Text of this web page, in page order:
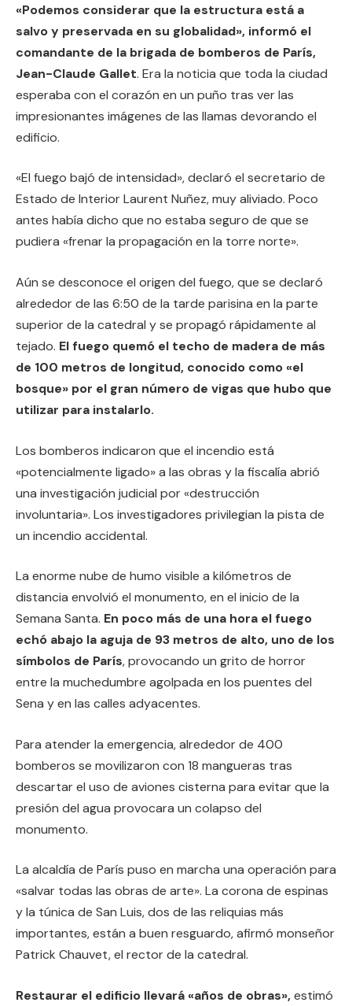
«Podemos considerar que la estructura está a
salvo y preservada en su globalidad», informó el
comandante de la brigada de bomberos de París,
Jean-Claude Gallet. Era la noticia que toda la ciudad
esperaba con el corazón en un puño tras ver las
impresionantes imágenes de las llamas devorando el
edificio.
«El fuego bajó de intensidad», declaró el secretario de
Estado de Interior Laurent Nuñez, muy aliviado. Poco
antes había dicho que no estaba seguro de que se
pudiera «frenar la propagación en la torre norte».
Aún se desconoce el origen del fuego, que se declaró
alrededor de las 6:50 de la tarde parisina en la parte
superior de la catedral y se propagó rápidamente al
tejado. El fuego quemó el techo de madera de más
de 100 metros de longitud, conocido como «el
bosque» por el gran número de vigas que hubo que
utilizar para instalarlo.
Los bomberos indicaron que el incendio está
«potencialmente ligado» a las obras y la fiscalía abrió
una investigación judicial por «destrucción
involuntaria». Los investigadores privilegian la pista de
un incendio accidental.
La enorme nube de humo visible a kilómetros de
distancia envolvió el monumento, en el inicio de la
Semana Santa. En poco más de una hora el fuego
echó abajo la aguja de 93 metros de alto, uno de los
símbolos de París, provocando un grito de horror
entre la muchedumbre agolpada en los puentes del
Sena y en las calles adyacentes.
Para atender la emergencia, alrededor de 400
bomberos se movilizaron con 18 mangueras tras
descartar el uso de aviones cisterna para evitar que la
presión del agua provocara un colapso del
monumento.
La alcaldía de París puso en marcha una operación para
«salvar todas las obras de arte». La corona de espinas
y la túnica de San Luis, dos de las reliquias más
importantes, están a buen resguardo, afirmó monseñor
Patrick Chauvet, el rector de la catedral.
Restaurar el edificio llevará «años de obras»,estimó